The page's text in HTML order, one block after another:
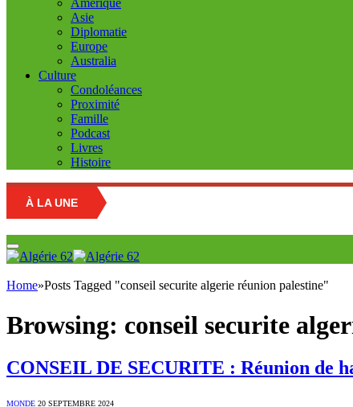
Amérique
Asie
Diplomatie
Europe
Australia
Culture
Condoléances
Proximité
Famille
Podcast
Livres
Histoire
À LA UNE
Home»Posts Tagged "conseil securite algerie réunion palestine"
Browsing: conseil securite
CONSEIL DE SECURITE : Réunion de
MONDE 20 SEPTEMBRE 2024